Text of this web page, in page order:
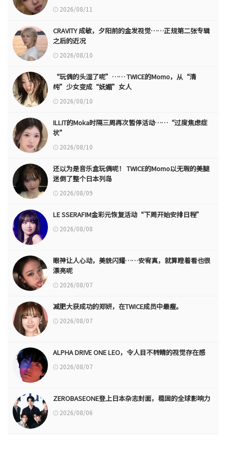
2026/08/11
CRAVITY 成敏，夕阳前的金发视觉……正规第二张专辑
之后的近况
2026/08/10
“玩偶的头湿了呢”…… TWICE的Momo，从“清
纯”少女变成“妩媚”女人
2026/08/10
ILLIT的Moka时隔三周再次暂停活动……“过度焦虑症
状”
2026/08/10
还以为是音乐盒玩偶呢！ TWICE的Momo以无瑕的美腿
迷倒了整个日本列岛
2026/08/09
LE SSERAFIM金彩元恢复活动“下周开始安排日程”
2026/08/08
眼神让人心动，美貌闪耀……安宥真，就算瞪着看也很
漂亮呢
2026/08/07
减肥大获成功的郑妍，在TWICE成员中最瘦。
2026/08/07
ALPHA DRIVE ONE LEO，令人目不转睛的视觉存在感
2026/08/07
ZEROBASEONE登上日本杂志封面，稳固的全球影响力
2026/08/06